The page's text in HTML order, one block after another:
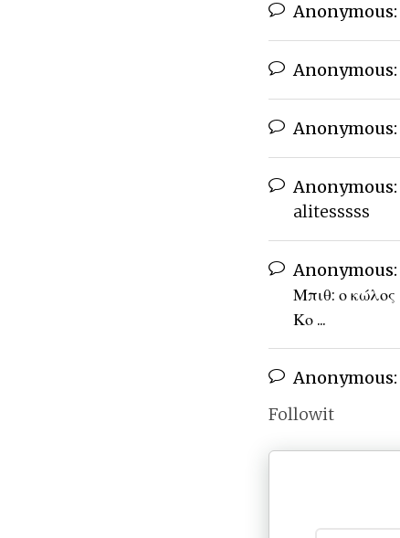
Anonymous:
Anonymous:
Anonymous:
Anonymous:
alitesssss
Anonymous:
Μπιθ: ο κώλος
Κο ...
Anonymous:
Followit